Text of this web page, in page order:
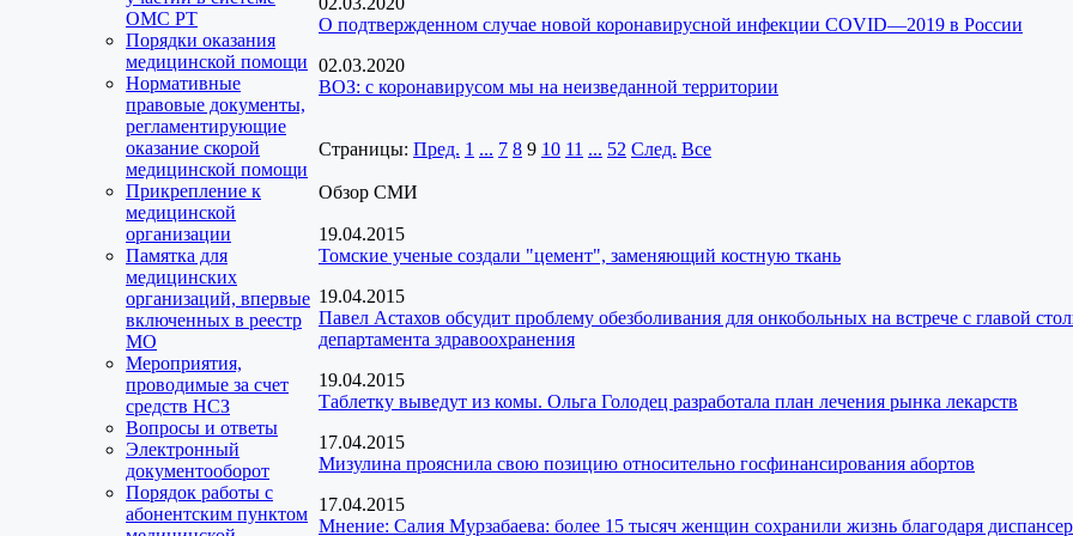
ОМС РТ
Порядки оказания
медицинской помощи
Нормативные
правовые документы,
регламентирующие
оказание скорой
медицинской помощи
Прикрепление к
медицинской
организации
Памятка для
медицинских
организаций, впервые
включенных в реестр
МО
Мероприятия,
проводимые за счет
средств НСЗ
Вопросы и ответы
Электронный
документооборот
Порядок работы с
абонентским пунктом
О подтвержденном случае новой коронавирусной инфекции COVID—2019 в России
02.03.2020
ВОЗ: с коронавирусом мы на неизведанной территории
Страницы: Пред. 1 ... 7 8 9 10 11 ... 52 След. Все
Обзор СМИ
19.04.2015
Томские ученые создали "цемент", заменяющий костную ткань
19.04.2015
Павел Астахов обсудит проблему обезболивания для онкобольных на встрече с главой
департамента здравоохранения
19.04.2015
Таблетку выведут из комы. Ольга Голодец разработала план лечения рынка лекарств
17.04.2015
Мизулина прояснила свою позицию относительно госфинансирования абортов
17.04.2015
Мнение: Салия Мурзабаева: более 15 тысяч женщин сохранили жизнь благодаря